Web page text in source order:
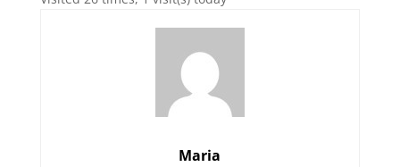
Maria